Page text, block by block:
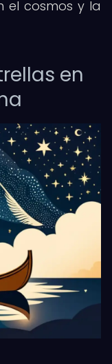
el cosmos y la
en